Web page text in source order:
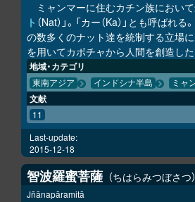
ミャンマーに住むカチン族におい
ト （Nat）」。「カー（Ka）」とも呼ば
の数多くのナット達を統制する立場
を用いてカボチャから人間を創造した
地域・カテゴリ
東南アジア インドシナ半島 ミャ
文献
11
Last-update:
2015-12-18
智波羅蜜菩薩 ちはらみつぼさつ
Jñānapāramitā